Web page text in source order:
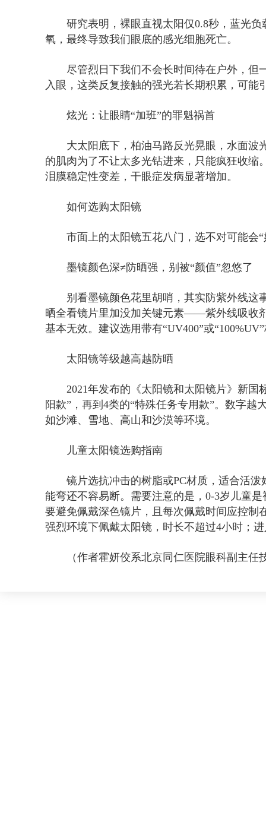
研究表明，裸眼直视太阳仅0.8秒，蓝光
氧，最终导致我们眼底的感光细胞死亡。
尽管烈日下我们不会长时间待在户外，但
入眼，这类反复接触的强光若长期积累，可
炫光：让眼睛“加班”的罪魁祸首
大太阳底下，柏油马路反光晃眼，水面
的肌肉为了不让太多光钻进来，只能疯狂收缩
泪膜稳定性变差，干眼症发病显著增加。
如何选购太阳镜
市面上的太阳镜五花八门，选不对可能会
墨镜颜色深≠防晒强，别被“颜值”忽悠了
别看墨镜颜色花里胡哨，其实防紫外线这
晒全看镜片里加没加关键元素——紫外线吸收
基本无效。建议选用带有“UV400”或
太阳镜等级越高越防晒
2021年发布的《太阳镜和太阳镜片》新国
阳款”，再到4类的“特殊任务专用款”。数字
如沙滩、雪地、高山和沙漠等环境。
儿童太阳镜选购指南
镜片选抗冲击的树脂或PC材质，适合活
能弯还不容易断。需要注意的是，0-3岁儿童
要避免佩戴深色镜片，且每次佩戴时间应控制
强烈环境下佩戴太阳镜，时长不超过4小时；
（作者霍妍佼系北京同仁医院眼科副主